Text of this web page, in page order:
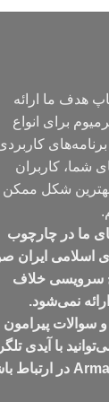
هدف ما ارائه
برای انواع
شما، کاربران
بهترین شکل ممکن
ما در چارچوب
اسلامی ایران
سرویسی خلاف
نمی‌شود.
سوالات پیرامون
با آیدی